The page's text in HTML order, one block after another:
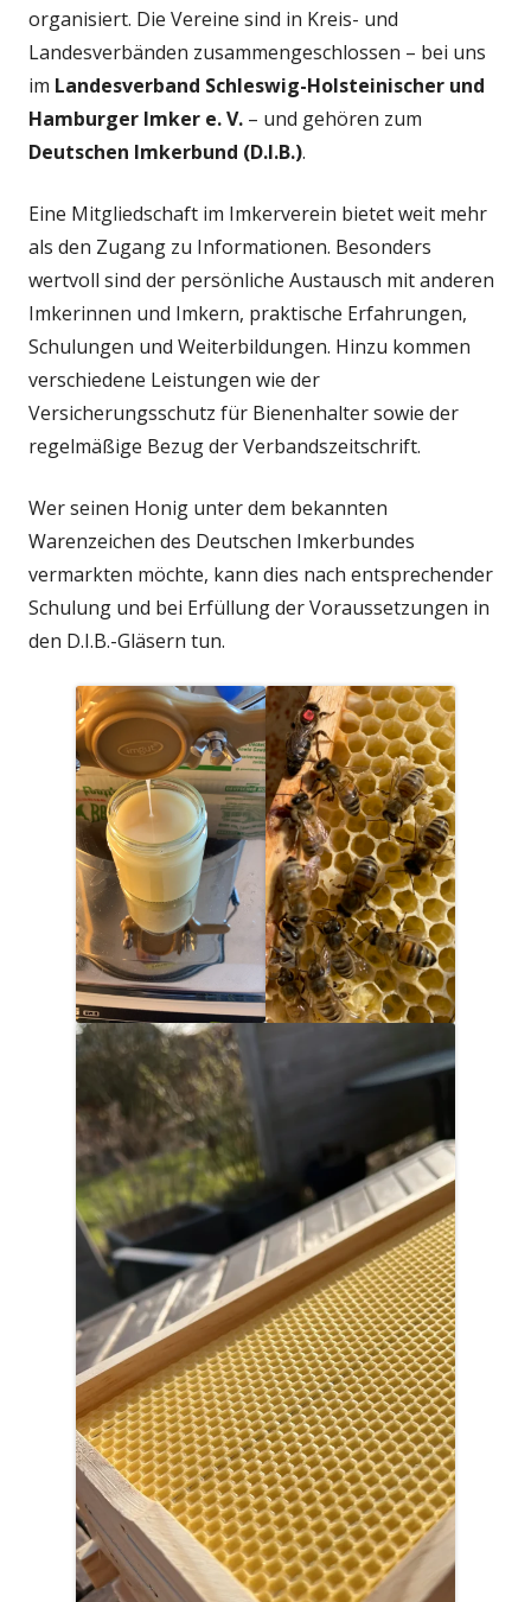
organisiert. Die Vereine sind in Kreis- und
Landesverbänden zusammengeschlossen – bei uns
im Landesverband Schleswig-Holsteinischer und
Hamburger Imker e. V. – und gehören zum
Deutschen Imkerbund (D.I.B.).
Eine Mitgliedschaft im Imkerverein bietet weit mehr
als den Zugang zu Informationen. Besonders
wertvoll sind der persönliche Austausch mit anderen
Imkerinnen und Imkern, praktische Erfahrungen,
Schulungen und Weiterbildungen. Hinzu kommen
verschiedene Leistungen wie der
Versicherungsschutz für Bienenhalter sowie der
regelmäßige Bezug der Verbandszeitschrift.
Wer seinen Honig unter dem bekannten
Warenzeichen des Deutschen Imkerbundes
vermarkten möchte, kann dies nach entsprechender
Schulung und bei Erfüllung der Voraussetzungen in
den D.I.B.-Gläsern tun.